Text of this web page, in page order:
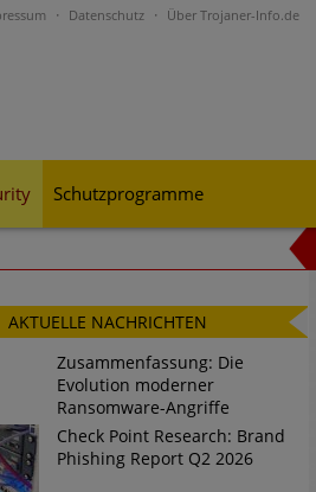
Datenschutz Über Trojaner-Info.de
Schutzprogramme
Betrugsmaschen und
– was CISOs jetzt für
AKTUELLE NACHRICHTEN
Zusammenfassung: Die
Evolution moderner
Ransomware-Angriffe
Check Point Research: Brand
Phishing Report Q2 2026